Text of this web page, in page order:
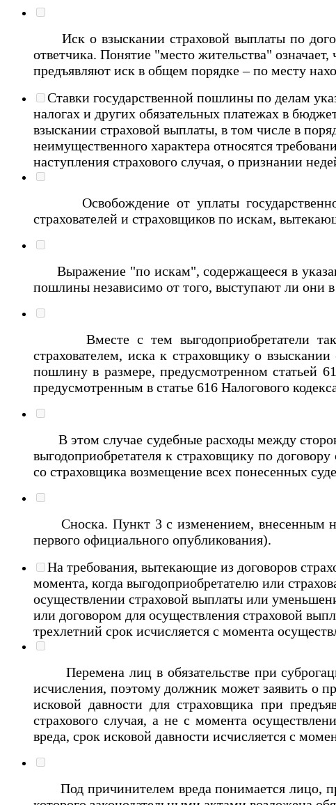
Иск о взыскании страховой выплаты по
ответчика. Понятие "место жительства"
предъявляют иск в общем порядке – по месту
Ставки государственной пошлины по делам
налогах и других обязательных платежах в
взыскании страховой выплаты, в том числе в
неимущественного характера относятся
наступления страхового случая, о признании
Освобождение от уплаты государственной
страхователей и страховщиков по искам,
Выражение "по искам", содержащееся в
пошлины независимо от того, выступают ли они в
Вместе с тем выгодоприобретатели такой
страхователем, иска к страховщику о
пошлину в размере, предусмотренном статьей
предусмотренным в статье 616 Налогового
В этом случае судебные расходы между
выгодоприобретателя к страховщику по договору
со страховщика возмещение всех понесенных
Сноска. Пункт 3 с изменением, внесенным
первого официального опубликования).
На требования, вытекающие из договоров
момента, когда выгодоприобретателю или
осуществлении страховой выплаты или
или договором для осуществления страховой
трехлетний срок исчисляется с момента
Перемена лиц в обязательстве при
исчисления, поэтому должник может заявить о
исковой давности для страховщика при
страхового случая, а не с момента
вреда, срок исковой давности исчисляется с
Под причинителем вреда понимается лицо,